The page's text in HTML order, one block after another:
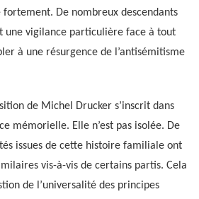
fortement. De nombreux descendants
une vigilance particulière face à tout
à une résurgence de l’antisémitisme
de Michel Drucker s’inscrit dans
mémorielle. Elle n’est pas isolée. De
issues de cette histoire familiale ont
vis-à-vis de certains partis. Cela
de l’universalité des principes